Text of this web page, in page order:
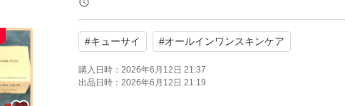
【購入時期】
2026年5月
#キューサイ #オールインワンスキンケア
購入日時： 2026年6月12日 21:37
出品日時： 2026年6月12日 21:19